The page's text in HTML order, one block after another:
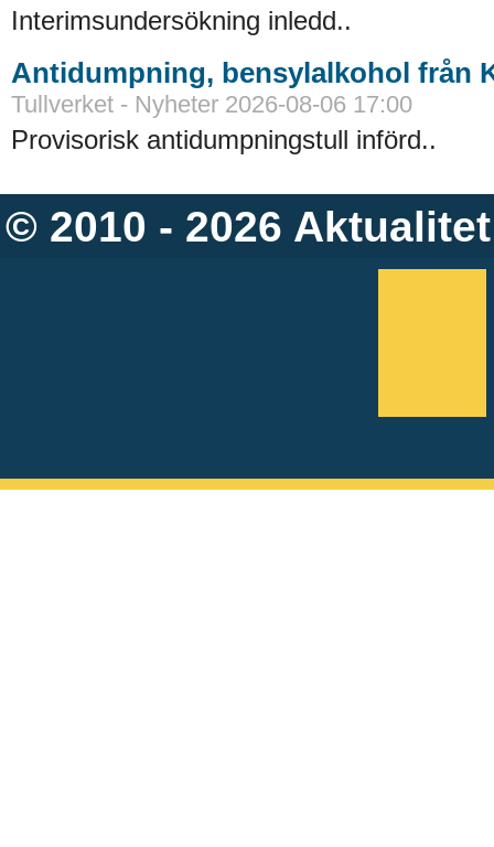
Interimsundersökning inledd..
Antidumpning, bensylalkohol från
Tullverket - Nyheter 2026-08-06 17:00
Provisorisk antidumpningstull införd..
© 2010 - 2026 Aktualitet